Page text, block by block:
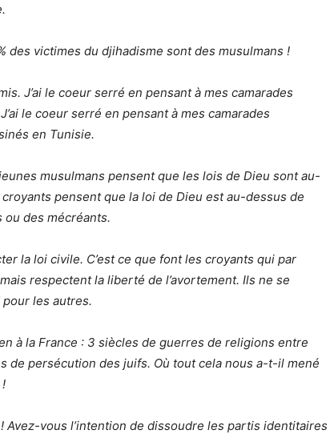
des victimes du djihadisme sont des musulmans !
J’ai le coeur serré en pensant à mes camarades
le coeur serré en pensant à mes camarades
en Tunisie.
musulmans pensent que les lois de Dieu sont au-
pensent que la loi de Dieu est au-dessus de
des mécréants.
la loi civile. C’est ce que font les croyants qui par
respectent la liberté de l’avortement. Ils ne se
pour les autres.
à la France : 3 siècles de guerres de religions entre
de persécution des juifs. Où tout cela nous a-t-il mené
Avez-vous l’intention de dissoudre les partis identitaires